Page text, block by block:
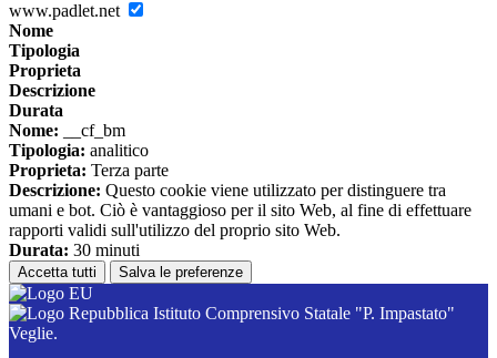
www.padlet.net
Nome
Tipologia
Proprieta
Descrizione
Durata
Nome: __cf_bm
Tipologia: analitico
Proprieta: Terza parte
Descrizione: Questo cookie viene utilizzato per distinguere tra
umani e bot. Ciò è vantaggioso per il sito Web, al fine di effettuare
rapporti validi sull'utilizzo del proprio sito Web.
Durata: 30 minuti
Accetta tutti Salva le preferenze
Istituto Comprensivo Statale "P. Impastato"
Veglie.